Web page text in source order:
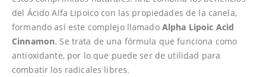
del Ácido Alfa Lipoico con las propiedades de la canela,
formando así este complejo llamado Alpha Lipoic Acid
Cinnamon. Se trata de una fórmula que funciona como
antioxidante, por lo que puede ser de utilidad para
combatir los radicales libres.